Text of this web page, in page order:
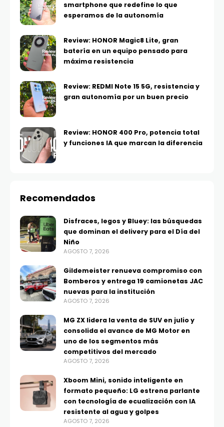
smartphone que redefine lo que
esperamos de la autonomía
Review: HONOR Magic8 Lite, gran
batería en un equipo pensado para
máxima resistencia
Review: REDMI Note 15 5G, resistencia y
gran autonomía por un buen precio
Review: HONOR 400 Pro, potencia total
y funciones IA que marcan la diferencia
Recomendados
Disfraces, legos y Bluey: las búsquedas
que dominan el delivery para el Día del
Niño
AGOSTO 7, 2026
Gildemeister renueva compromiso con
Bomberos y entrega 19 camionetas JAC
nuevas para la institución
AGOSTO 7, 2026
MG ZX lidera la venta de SUV en julio y
consolida el avance de MG Motor en
uno de los segmentos más
competitivos del mercado
AGOSTO 7, 2026
Xboom Mini, sonido inteligente en
formato pequeño: LG estrena parlante
con tecnología de ecualización con IA
resistente al agua y golpes
AGOSTO 7, 2026